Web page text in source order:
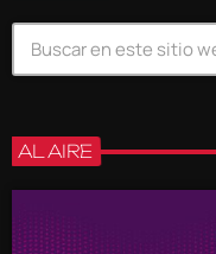
AL AIRE